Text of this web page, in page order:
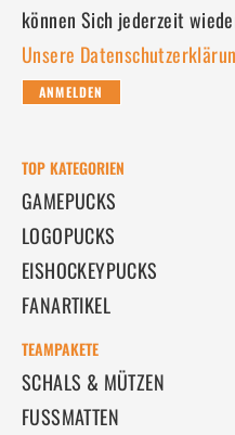
können Sich jederzeit
Unsere
ANMELDEN
TOP KATEGORIEN
GAMEPUCKS
LOGOPUCKS
EISHOCKEYPUCKS
FANARTIKEL
TEAMPAKETE
SCHALS & MÜTZEN
FUSSMATTEN